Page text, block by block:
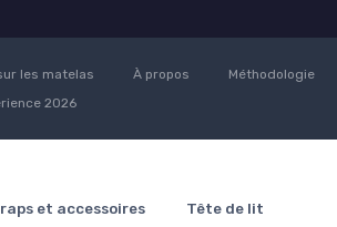
les matelas À propos Méthodologie
2026
et accessoires Tête de lit